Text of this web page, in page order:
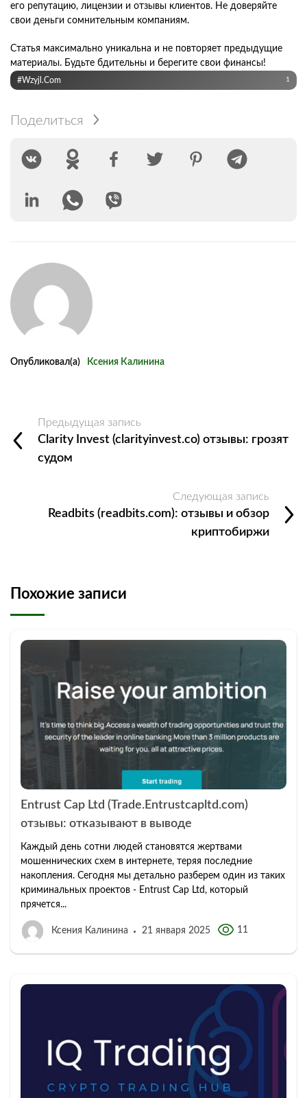
его репутацию, лицензии и отзывы клиентов. Не доверяйте
свои деньги сомнительным компаниям.
Статья максимально уникальна и не повторяет предыдущие
материалы. Будьте бдительны и берегите свои финансы!
#wzyjl.com 1
Поделиться
Опубликовал(а) Ксения Калинина
Предыдущая запись
Clarity Invest (clarityinvest.co) отзывы: грозят
судом
Следующая запись
Readbits (readbits.com): отзывы и обзор
криптобиржи
Похожие записи
Entrust Cap Ltd (Trade.Entrustcapltd.com)
отзывы: отказывают в выводе
Каждый день сотни людей становятся жертвами
мошеннических схем в интернете, теряя последние
накопления. Сегодня мы детально разберем один из таких
криминальных проектов - Entrust Cap Ltd, который
прячется...
Ксения Калинина 21 января 2025 11